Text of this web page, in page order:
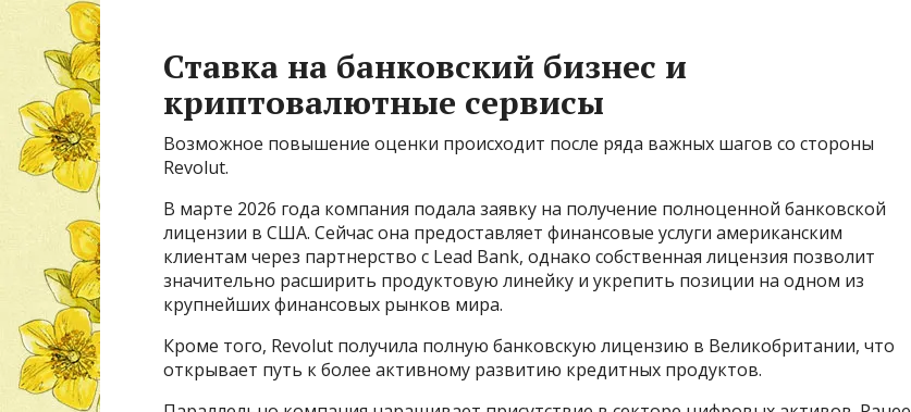
Ставка на банковский бизнес и
криптовалютные сервисы
Возможное повышение оценки происходит после ряда важных шагов со стороны
Revolut.
В марте 2026 года компания подала заявку на получение полноценной банковской
лицензии в США. Сейчас она предоставляет финансовые услуги американским
клиентам через партнерство с Lead Bank, однако собственная лицензия позволит
значительно расширить продуктовую линейку и укрепить позиции на одном из
крупнейших финансовых рынков мира.
Кроме того, Revolut получила полную банковскую лицензию в Великобритании, что
открывает путь к более активному развитию кредитных продуктов.